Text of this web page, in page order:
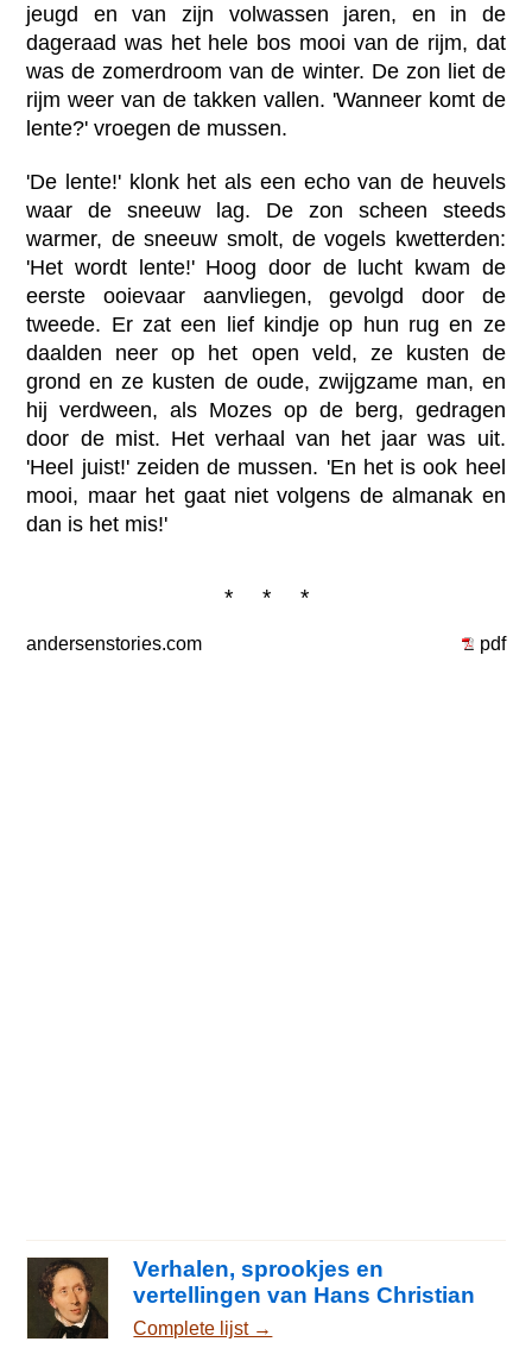
jeugd en van zijn volwassen jaren, en in de
dageraad was het hele bos mooi van de rijm, dat
was de zomerdroom van de winter. De zon liet de
rijm weer van de takken vallen. 'Wanneer komt de
lente?' vroegen de mussen.
'De lente!' klonk het als een echo van de heuvels
waar de sneeuw lag. De zon scheen steeds
warmer, de sneeuw smolt, de vogels kwetterden:
'Het wordt lente!' Hoog door de lucht kwam de
eerste ooievaar aanvliegen, gevolgd door de
tweede. Er zat een lief kindje op hun rug en ze
daalden neer op het open veld, ze kusten de
grond en ze kusten de oude, zwijgzame man, en
hij verdween, als Mozes op de berg, gedragen
door de mist. Het verhaal van het jaar was uit.
'Heel juist!' zeiden de mussen. 'En het is ook heel
mooi, maar het gaat niet volgens de almanak en
dan is het mis!'
* * *
andersenstories.com pdf
Verhalen, sprookjes en
vertellingen van Hans Christian
Andersen
Complete lijst →